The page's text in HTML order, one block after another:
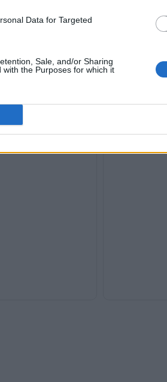
Data for Targeted
Sale, and/or Sharing
the Purposes for which it